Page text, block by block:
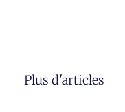
Plus d'articles